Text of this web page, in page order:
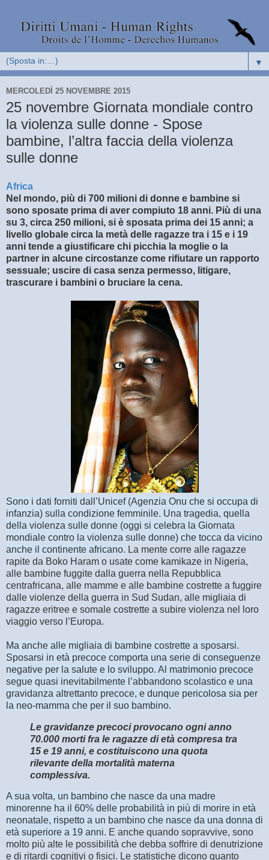
▼
MERCOLEDÌ 25 NOVEMBRE 2015
25 novembre Giornata mondiale contro
la violenza sulle donne - Spose
bambine, l’altra faccia della violenza
sulle donne
Africa
Nel mondo, più di 700 milioni di donne e bambine si
sono sposate prima di aver compiuto 18 anni. Più di una
su 3, circa 250 milioni, si è sposata prima dei 15 anni; a
livello globale circa la metà delle ragazze tra i 15 e i 19
anni tende a giustificare chi picchia la moglie o la
partner in alcune circostanze come rifiutare un rapporto
sessuale; uscire di casa senza permesso, litigare,
trascurare i bambini o bruciare la cena.
Sono i dati forniti dall’Unicef (Agenzia Onu che si occupa di
infanzia) sulla condizione femminile. Una tragedia, quella
della violenza sulle donne (oggi si celebra la Giornata
mondiale contro la violenza sulle donne) che tocca da vicino
anche il continente africano. La mente corre alle ragazze
rapite da Boko Haram o usate come kamikaze in Nigeria,
alle bambine fuggite dalla guerra nella Repubblica
centrafricana, alle mamme e alle bambine costrette a fuggire
dalle violenze della guerra in Sud Sudan, alle migliaia di
ragazze eritree e somale costrette a subire violenza nel loro
viaggio verso l’Europa.
Ma anche alle migliaia di bambine costrette a sposarsi.
Sposarsi in età precoce comporta una serie di conseguenze
negative per la salute e lo sviluppo. Al matrimonio precoce
segue quasi inevitabilmente l’abbandono scolastico e una
gravidanza altrettanto precoce, e dunque pericolosa sia per
la neo-mamma che per il suo bambino.
Le gravidanze precoci provocano ogni anno
70.000 morti fra le ragazze di età compresa tra
15 e 19 anni, e costituiscono una quota
rilevante della mortalità materna
complessiva.
A sua volta, un bambino che nasce da una madre
minorenne ha il 60% delle probabilità in più di morire in età
neonatale, rispetto a un bambino che nasce da una donna di
età superiore a 19 anni. E anche quando sopravvive, sono
molto più alte le possibilità che debba soffrire di denutrizione
e di ritardi cognitivi o fisici. Le statistiche dicono quanto